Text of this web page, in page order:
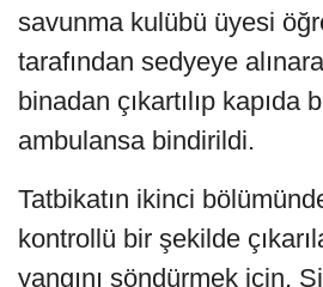
savunma kulübü üyesi
tarafından sedyeye
binadan çıkartılıp kapıda
ambulansa bindirildi.
Tatbikatın ikinci
kontrollü bir şekilde
yangını söndürmek için,